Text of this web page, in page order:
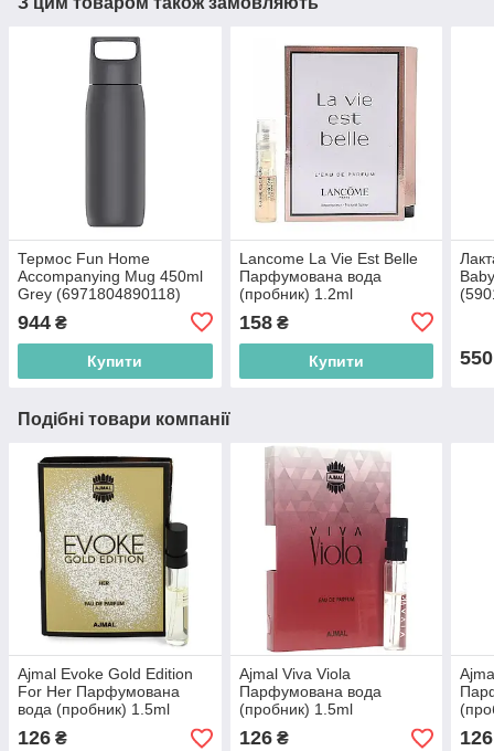
Термос Fun Home
Accompanying Mug 450ml
Grey (6971804890118)
944 ₴
Купити
Lancome La Vie Est Belle
Парфумована вода
(пробник) 1.2ml
158₴
Купити 550
Подібні товари компанії
Ajmal Evoke Gold Edition
For Her Парфумована
вода (пробник) 1.5ml
(2000220004619)
126 ₴
Ajmal Viva Viola
Парфумована вода
(пробник) 1.5ml
(2000220014090)
126₴ 126